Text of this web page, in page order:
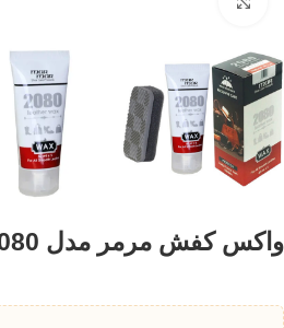
واکس کفش مرمر مدل 2080 مشکی